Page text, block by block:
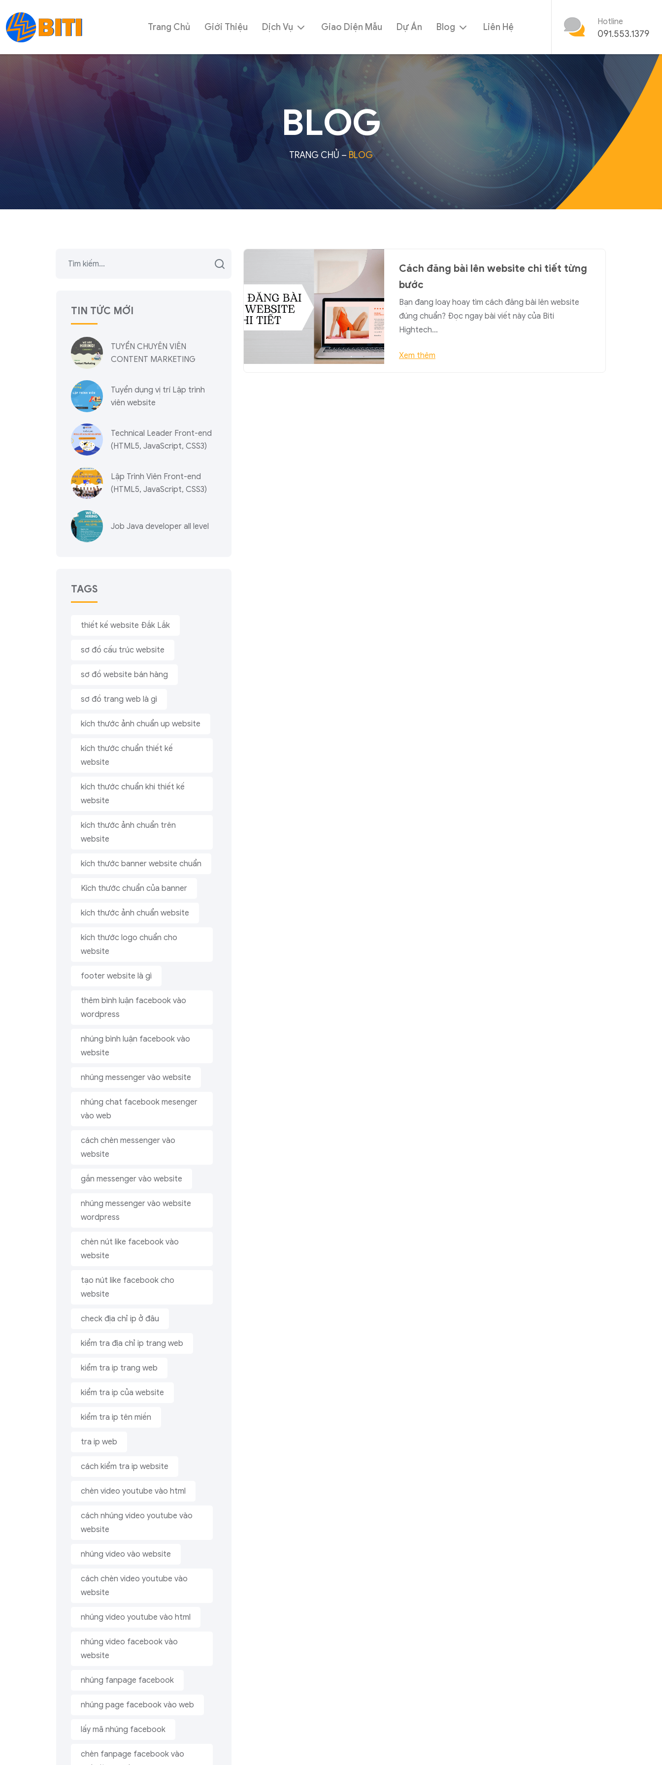
Trang Chủ Giới Thiệu Dịch Vụ Giao Diện Mẫu Dự Án Blog Liên Hệ Hotline
091.553.1379
BLOG
TRANG CHỦ – BLOG
TIN TỨC MỚI
TUYỂN CHUYÊN VIÊN
CONTENT MARKETING
Tuyển dụng vị trí Lập trình
viên website
Technical Leader Front-end
(HTML5, JavaScript, CSS3)
Lập Trình Viên Front-end
(HTML5, JavaScript, CSS3)
Job Java developer all level
TAGS
thiết kế website Đắk Lắk
sơ đồ cấu trúc website
sơ đồ website bán hàng
sơ đồ trang web là gì
kích thước ảnh chuẩn up website
kích thước chuẩn thiết kế
website
kích thước chuẩn khi thiết kế
website
kích thước ảnh chuẩn trên
website
kích thước banner website chuẩn
Kích thước chuẩn của banner
kích thước ảnh chuẩn website
kích thước logo chuẩn cho
website
footer website là gì
thêm bình luận facebook vào
wordpress
nhúng bình luận facebook vào
website
nhúng messenger vào website
nhúng chat facebook mesenger
vào web
cách chèn messenger vào
website
gắn messenger vào website
nhúng messenger vào website
wordpress
chèn nút like facebook vào
website
tạo nút like facebook cho
website
check địa chỉ ip ở đâu
kiểm tra địa chỉ ip trang web
kiểm tra ip trang web
kiểm tra ip của website
kiểm tra ip tên miền
tra ip web
cách kiểm tra ip website
chèn video youtube vào html
cách nhúng video youtube vào
website
nhúng video vào website
cách chèn video youtube vào
website
nhúng video youtube vào html
nhúng video facebook vào
website
nhúng fanpage facebook
nhúng page facebook vào web
lấy mã nhúng facebook
chèn fanpage facebook vào
Cách đăng bài lên website chi tiết từng
bước
Bạn đang loay hoay tìm cách đăng bài lên website
đúng chuẩn? Đọc ngay bài viết này của Biti
Hightech…
Xem thêm